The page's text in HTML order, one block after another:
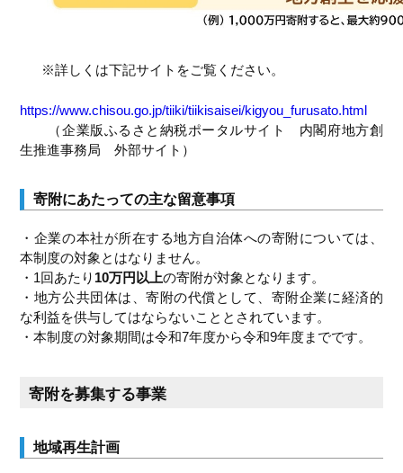
※詳しくは下記サイトをご覧ください。
https://www.chisou.go.jp/tiiki/tiikisaisei/kigyou_furusato.html
（企業版ふるさと納税ポータルサイト 内閣府地方創
生推進事務局 外部サイト）
寄附にあたっての主な留意事項
・企業の本社が所在する地方自治体への寄附については、
本制度の対象とはなりません。
・1回あたり 10万円以上の寄附が対象となります。
・地方公共団体は、寄附の代償として、寄附企業に経済的
な利益を供与してはならないこととされています。
・本制度の対象期間は令和7年度から令和9年度までです。
寄附を募集する事業
地域再生計画